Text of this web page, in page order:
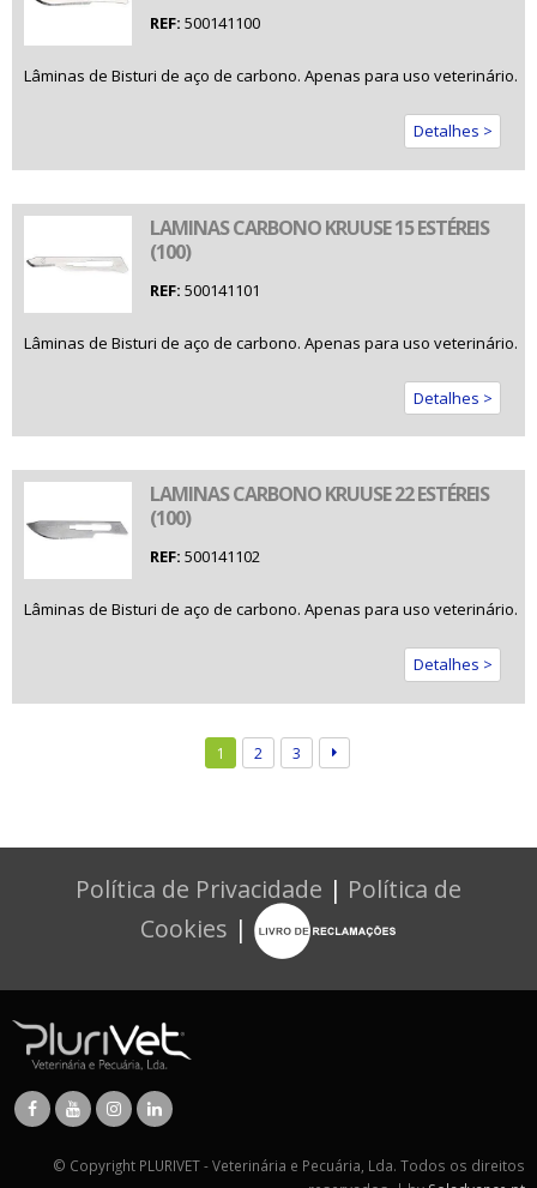
REF: 500141100
Lâminas de Bisturi de aço de carbono. Apenas para uso veterinário.
Detalhes >
LAMINAS CARBONO KRUUSE 15 ESTÉREIS
(100)
REF: 500141101
Lâminas de Bisturi de aço de carbono. Apenas para uso veterinário.
Detalhes >
LAMINAS CARBONO KRUUSE 22 ESTÉREIS
(100)
REF: 500141102
Lâminas de Bisturi de aço de carbono. Apenas para uso veterinário.
Detalhes >
1 2 3
Política de Privacidade | Política de
Cookies |
© Copyright PLURIVET - Veterinária e Pecuária, Lda. Todos os direitos